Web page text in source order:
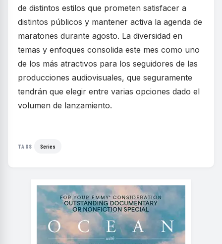
de distintos estilos que prometen satisfacer a
distintos públicos y mantener activa la agenda de
maratones durante agosto. La diversidad en
temas y enfoques consolida este mes como uno
de los más atractivos para los seguidores de las
producciones audiovisuales, que seguramente
tendrán que elegir entre varias opciones dado el
volumen de lanzamiento.
TAGS Series